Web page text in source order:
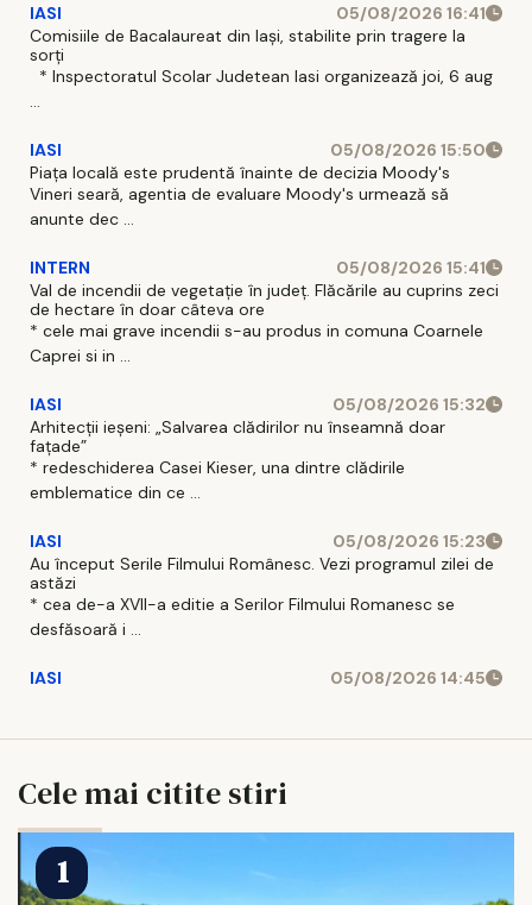
IASI
05/08/2026 16:41
Comisiile de Bacalaureat din Iași, stabilite prin tragere la
sorți
* Inspectoratul Scolar Judetean Iasi organizează joi, 6 aug
IASI
05/08/2026 15:50
Piața locală este prudentă înainte de decizia Moody's
Vineri seară, agentia de evaluare Moody's urmează să
anunte dec ...
INTERN
05/08/2026 15:41
Val de incendii de vegetație în județ. Flăcările au cuprins zeci
de hectare în doar câteva ore
* cele mai grave incendii s-au produs in comuna Coarnele
Caprei si in ...
IASI
05/08/2026 15:32
Arhitecții ieșeni: „Salvarea clădirilor nu înseamnă doar
fațade”
* redeschiderea Casei Kieser, una dintre clădirile
emblematice din ce ...
IASI
05/08/2026 15:23
Au început Serile Filmului Românesc. Vezi programul zilei de
astăzi
* cea de-a XVII-a editie a Serilor Filmului Romanesc se
desfăsoară i ...
IASI 05/08/2026 14:45
Cele mai citite stiri